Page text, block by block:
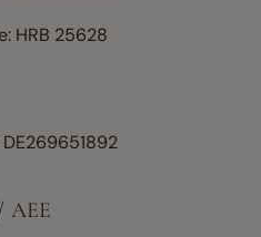
HRB 25628
AEE